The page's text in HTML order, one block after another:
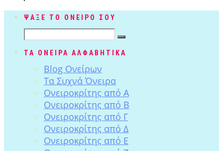
ΨΑΞΕ ΤΟ ΟΝΕΙΡΟ ΣΟΥ
ΤΑ ΟΝΕΙΡΑ ΑΛΦΑΒΗΤΙΚΑ
Blog Ονείρων
Tα Συχνά Όνειρα
Ονειροκρίτης από Α
Ονειροκρίτης από Β
Ονειροκρίτης από Γ
Ονειροκρίτης από Δ
Ονειροκρίτης από Ε